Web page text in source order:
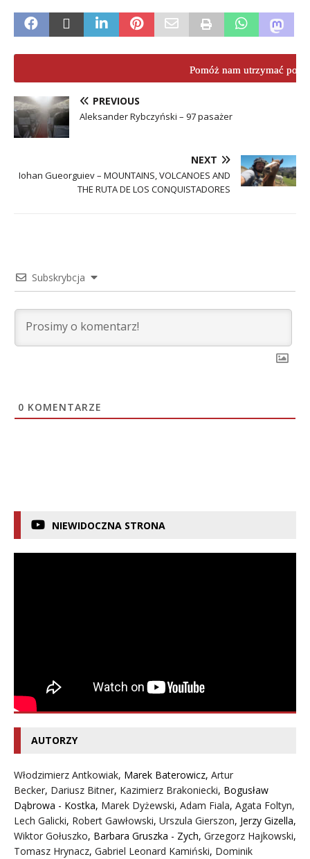
Pomóż nam utrzymać
PREVIOUS
Aleksander Rybczyński – 97 pasażer
NEXT
Iohan Gueorguiev – MOUNTAINS, VOLCANOES AND
THE RUTA DE LOS CONQUISTADORES
Subskrybcja
0 KOMENTARZE
NIEWIDOCZNA STRONA
AUTORZY
Włodzimierz Antkowiak, Marek Baterowicz, Artur
Becker, Dariusz Bitner, Kazimierz Brakoniecki, Bogusław
Dąbrowa - Kostka, Marek Dyżewski, Adam Fiala, Agata Foltyn,
Lech Galicki, Robert Gawłowski, Urszula Gierszon, Jerzy Gizella,
Wiktor Gołuszko, Barbara Gruszka - Zych, Grzegorz Hajkowski,
Tomasz Hrynacz, Gabriel Leonard Kamiński, Dominik